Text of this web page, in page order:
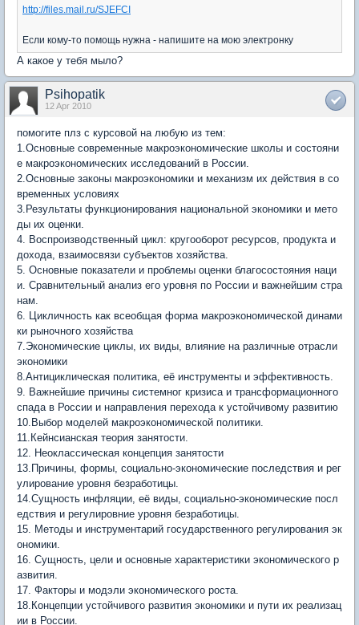
http://files.mail.ru/SJEFCI
Если кому-то помощь нужна - напишите на мою электронку
А какое у тебя мыло?
Psihopatik
12 Apr 2010
помогите плз с курсовой на любую из тем:
1.Основные современные макроэкономические школы и состояни
е макроэкономических исследований в России.
2.Основные законы макроэкономики и механизм их действия в со
временных условиях
3.Результаты функционирования национальной экономики и мето
ды их оценки.
4. Воспроизводственный цикл: кругооборот ресурсов, продукта и
дохода, взаимосвязи субъектов хозяйства.
5. Основные показатели и проблемы оценки благосостояния наци
и. Сравнительный анализ его уровня по России и важнейшим стра
нам.
6. Цикличность как всеобщая форма макроэкономической динами
ки рыночного хозяйства
7.Экономические циклы, их виды, влияние на различные отрасли
экономики
8.Антициклическая политика, её инструменты и эффективность.
9. Важнейшие причины системног кризиса и трансформационного
спада в России и направления перехода к устойчивому развитию
10.Выбор моделей макроэкономической политики.
11.Кейнсианская теория занятости.
12. Неоклассическая концепция занятости
13.Причины, формы, социально-экономические последствия и рег
улирование уровня безработицы.
14.Сущность инфляции, её виды, социально-экономические посл
едствия и регулировние уровня безработицы.
15. Методы и инструментарий государственного регулирования эк
ономики.
16. Сущность, цели и основные характеристики экономического р
азвития.
17. Факторы и модэли экономического роста.
18.Концепции устойчивого развития экономики и пути их реализац
ии в России.